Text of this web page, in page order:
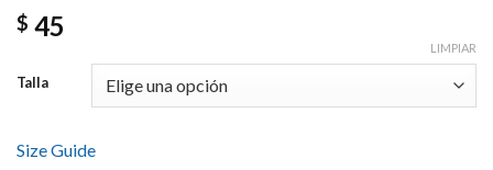
$ 45
Talla
LIMPIAR
Size Guide